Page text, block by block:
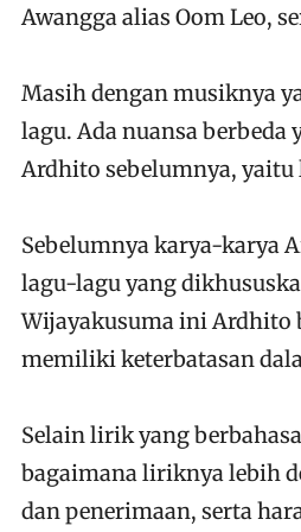
Awangga alias Oom Leo,
Masih dengan musiknya
lagu. Ada nuansa
Ardhito sebelumnya,
Sebelumnya karya-karya
lagu-lagu yang
Wijayakusuma ini Ardhito
memiliki keterbatasan
Selain lirik yang
bagaimana liriknya lebih
dan penerimaan, serta